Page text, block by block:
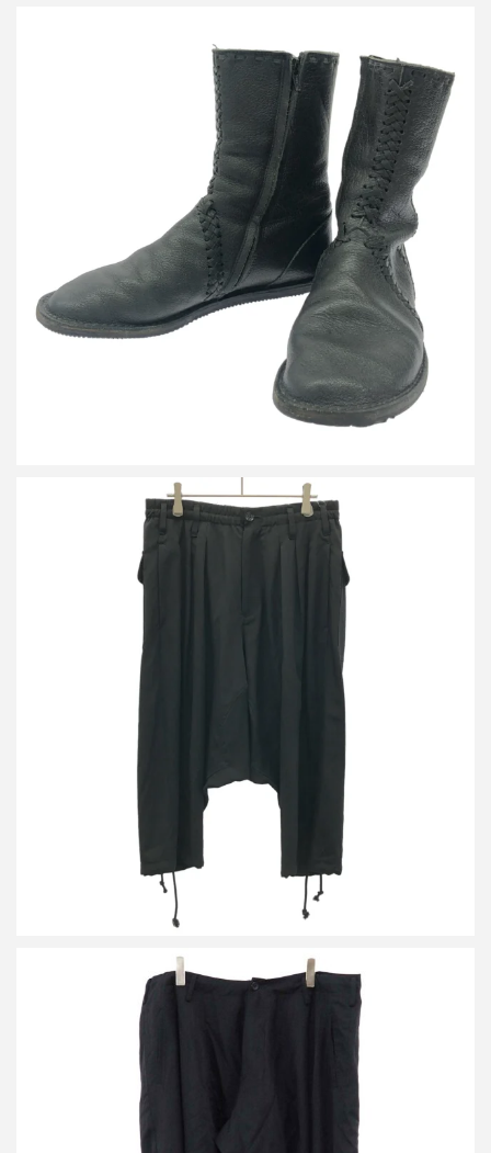
ヨウジヤマモト ファム ブレイドデザインレザーブーツ
詳しく見る
ヨウジヤマモト ファム 21AW ウールギャバジンサルエルパンツ
ヨウジヤマモト プールオム 23AW ウールギャバジンドレープパン